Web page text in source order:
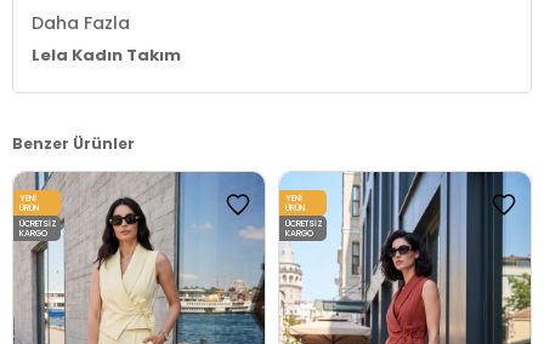
Daha Fazla
Lela Kadın Takım
Benzer Ürünler
YENI
ÜRÜN
ÜCRETSIZ
KARGO
YENI
ÜRÜN
ÜCRETSIZ
KARGO